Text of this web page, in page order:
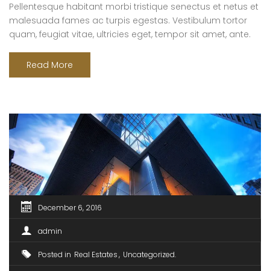
Pellentesque habitant morbi tristique senectus et netus et
malesuada fames ac turpis egestas. Vestibulum tortor
quam, feugiat vitae, ultricies eget, tempor sit amet, ante.
ultricies mi vitae est. Mauris placerat eleifend leo. Quisque
sit amet est et sapien ullamcorper pharetra. Vestibulum
Read More
December 6, 2016
admin
Posted in Real Estates Uncategorized